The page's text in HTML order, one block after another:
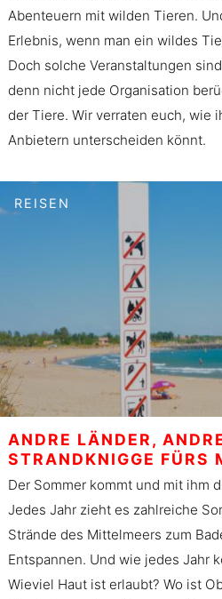
Abenteuern mit wilden Tieren.
Erlebnis, wenn man ein wildes
Doch solche Veranstaltungen
denn nicht jede Organisation
der Tiere. Wir verraten euch, wie
Anbietern unterscheiden könnt.
REISEN
ANDRE LÄNDER,
STRANDKNIGGE FÜRS
Der Sommer kommt und mit ihm
Jedes Jahr zieht es zahlreiche
Strände des Mittelmeers zum
Entspannen. Und wie jedes Jahr
Wieviel Haut ist erlaubt? Wo ist